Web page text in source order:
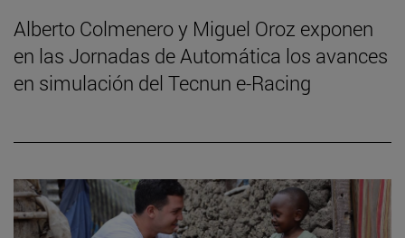
Alberto Colmenero y Miguel Oroz exponen
en las Jornadas de Automática los avances
en simulación del Tecnun e-Racing